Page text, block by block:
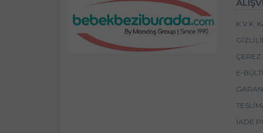
K.V.K.
ÇEREZ
E-
İADE